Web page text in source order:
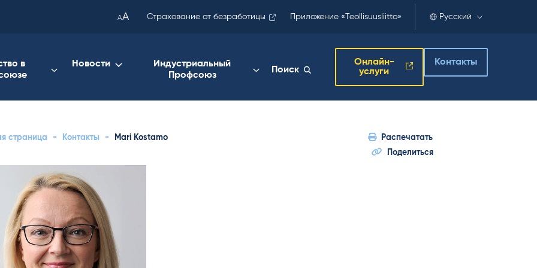
AA Страхование от безработицы Приложение «Teollisuusliitto» Русский
в
Новости
Индустриальный
Профсоюз
Поиск
Онлайн-
услуги
Контакты
страница - Контакты - Mari Kostamo
Распечатать
Поделиться
your